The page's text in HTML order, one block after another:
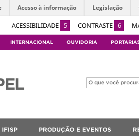
ACESSIBILIDADE 5 CONTRASTE 6
Acesso à informação Legislação
INTERNACIONAL OUVIDORIA
IFISP PRODUÇÃO E EVENTOS